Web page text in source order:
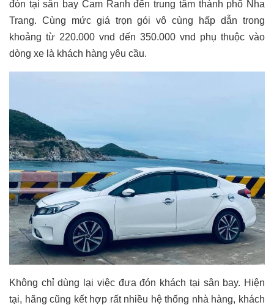
đón tại sân bay Cam Ranh đến trung tâm thành phố Nha
Trang. Cùng mức giá trọn gói vô cùng hấp dẫn trong
khoảng từ 220.000 vnd đến 350.000 vnd phụ thuộc vào
dòng xe là khách hàng yêu cầu.
Không chỉ dùng lại việc đưa đón khách tại sân bay. Hiện
tại, hãng cũng kết hợp rất nhiều hệ thống nhà hàng, khách